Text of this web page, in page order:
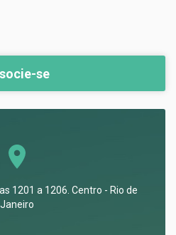
se
1201 a 1206. Centro - Rio de
Janeiro